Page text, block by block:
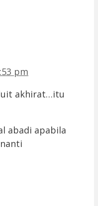
pm
akhirat…itu
abadi apabila